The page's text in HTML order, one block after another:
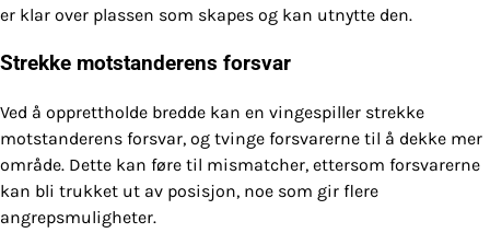
er klar over plassen som skapes og kan utnytte den.
Strekke motstanderens forsvar
Ved å opprettholde bredde kan en vingespiller strekke
motstanderens forsvar, og tvinge forsvarerne til å dekke mer
område. Dette kan føre til mismatcher, ettersom forsvarerne
kan bli trukket ut av posisjon, noe som gir flere
angrepsmuligheter.